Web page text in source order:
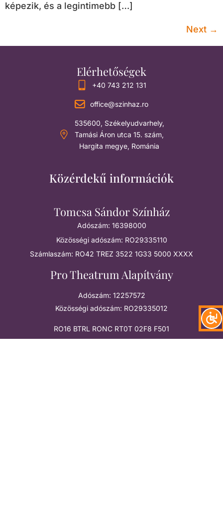
képezik, és a legintimebb […]
Next →
Elérhetőségek
+40 743 212 131
office@szinhaz.ro
535600, Székelyudvarhely,
Tamási Áron utca 15. szám,
Hargita megye, Románia
Közérdekű információk
Tomcsa Sándor Színház
Adószám: 16398000
Közösségi adószám: RO29335110
Számlaszám: RO42 TREZ 3522 1G33 5000 XXXX
Pro Theatrum Alapítvány
Adószám: 12257572
Közösségi adószám: RO29335012
RO16 BTRL RONC RT0T 02F8 F501
RO70 BTRL HUFC RT0T 02F8 F501